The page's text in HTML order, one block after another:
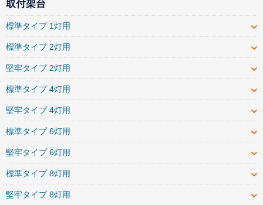
取付架台
標準タイプ 1灯用
標準タイプ 2灯用
堅牢タイプ 2灯用
標準タイプ 4灯用
堅牢タイプ 4灯用
標準タイプ 6灯用
堅牢タイプ 6灯用
標準タイプ 8灯用
堅牢タイプ 8灯用